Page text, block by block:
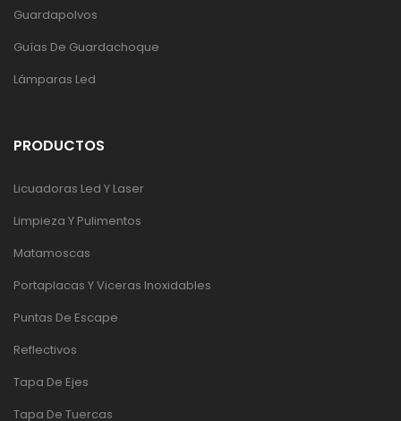
Guardapolvos
Guías De Guardachoque
Lámparas Led
PRODUCTOS
Licuadoras Led Y Laser
Limpieza Y Pulimentos
Matamoscas
Portaplacas Y Viceras Inoxidables
Puntas De Escape
Reflectivos
Tapa De Ejes
Tapa De Tuercas